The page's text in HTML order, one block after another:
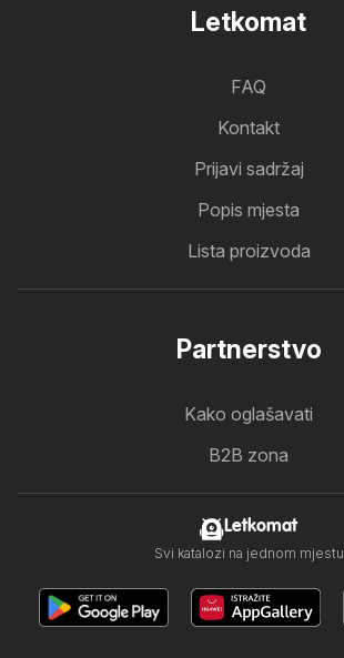
Letkomat
FAQ
Kontakt
Prijavi sadržaj
Popis mjesta
Lista proizvoda
Partnerstvo
Kako oglašavati
B2B zona
Letkomat
Svi katalozi na jednom mjestu